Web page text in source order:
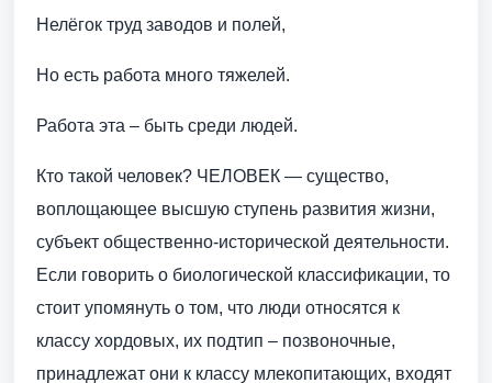
Нелёгок труд заводов и полей,
Но есть работа много тяжелей.
Работа эта – быть среди людей.
Кто такой человек? ЧЕЛОВЕК — существо,
воплощающее высшую ступень развития жизни,
субъект общественно-исторической деятельности.
Если говорить о биологической классификации, то
стоит упомянуть о том, что люди относятся к
классу хордовых, их подтип – позвоночные,
принадлежат они к классу млекопитающих, входят